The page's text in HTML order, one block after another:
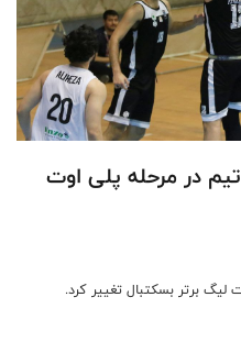
تغییر محل برگزاری دیدار 2 تیم در مرحله پلی اوت